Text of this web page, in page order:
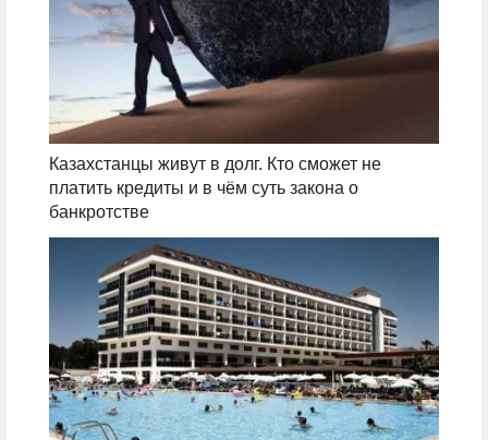
Казахстанцы живут в долг. Кто сможет не
платить кредиты и в чём суть закона о
банкротстве